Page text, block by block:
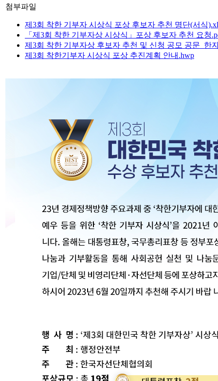
첨부파일
제3회 착한 기부자 시상식 포상 후보자 추천 명단(서식
「제3회 착한 기부자상 시상식」포상 후보자 추천 요청
제3회 착한 기부자상 후보자 추천 및 신청 공모 공문_한
제3회 착한기부자 시상식 포상 추진계획 안내.hwp